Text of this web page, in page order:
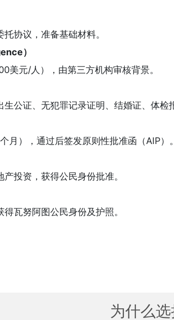
协议，准备基础材料。
）
美元/人），由第三方机构审核背景。
公证、无犯罪记录证明、结婚证、体检
），通过后签发原则性批准函（AIP）。
投资，获得公民身份批准。
瓦努阿图公民身份及护照。
为什么